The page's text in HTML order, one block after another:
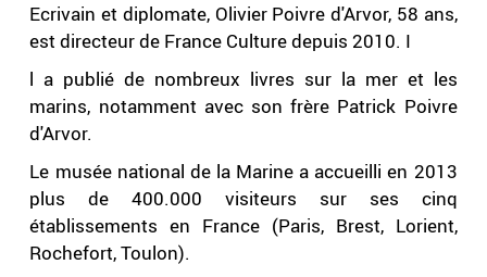
Ecrivain et diplomate, Olivier Poivre d'Arvor, 58 ans,
est directeur de France Culture depuis 2010. I
l a publié de nombreux livres sur la mer et les
marins, notamment avec son frère Patrick Poivre
d'Arvor.
Le musée national de la Marine a accueilli en 2013
plus de 400.000 visiteurs sur ses cinq
établissements en France (Paris, Brest, Lorient,
Rochefort, Toulon).